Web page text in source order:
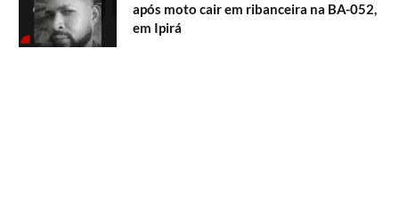
após moto cair em ribanceira na BA-052,
em Ipirá